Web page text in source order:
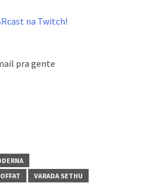
na Twitch!
pra gente
VARADA SETHU